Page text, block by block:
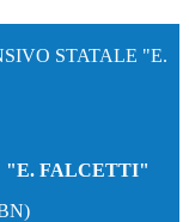
STATALE "E.
"E. FALCETTI"